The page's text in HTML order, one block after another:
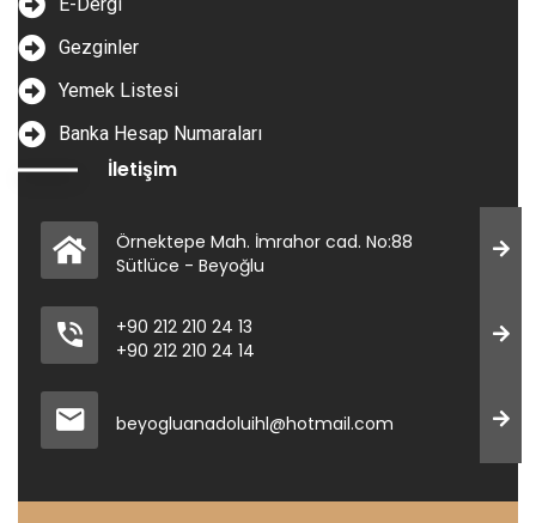
Gezginler
Yemek Listesi
Banka Hesap Numaraları
İletişim
Örnektepe Mah. İmrahor cad. No:88
Sütlüce - Beyoğlu
+90 212 210 24 13
+90 212 210 24 14
beyogluanadoluihl@hotmail.com